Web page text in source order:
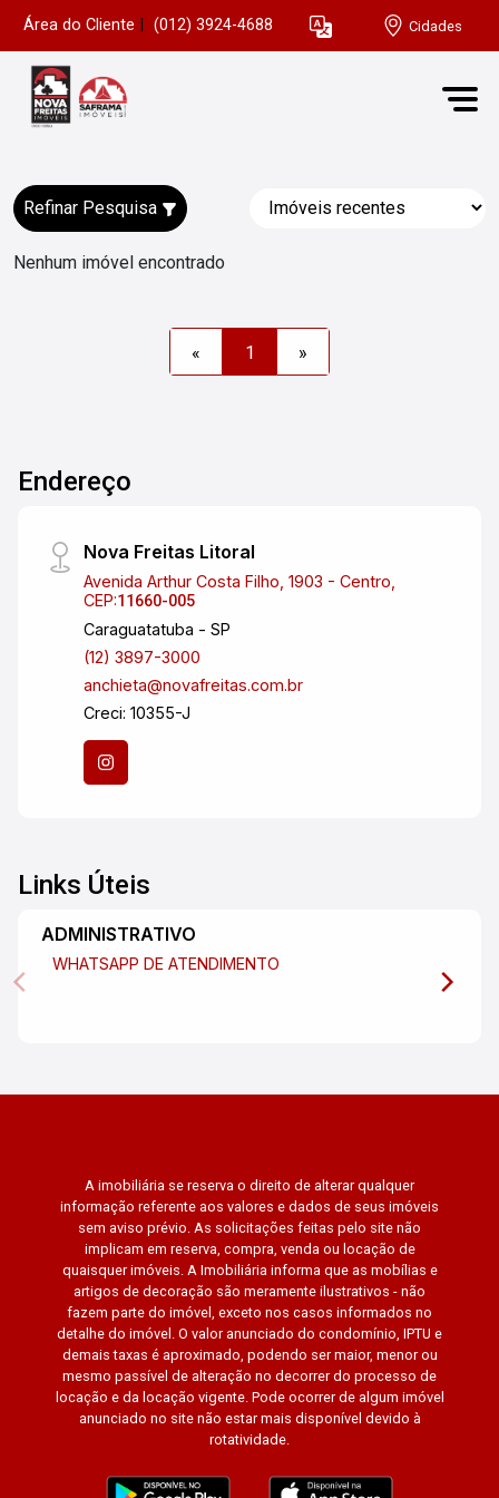
Área do Cliente (012) 3924-4688 Cidades
Refinar Pesquisa
Nenhum imóvel encontrado
« 1 »
Endereço
Nova Freitas Litoral
Avenida Arthur Costa Filho, 1903 - Centro,
CEP:11660-005
Caraguatatuba - SP
(12) 3897-3000
anchieta@novafreitas.com.br
Creci: 10355-J
Links Úteis
ADMINISTRATIVO
WHATSAPP DE ATENDIMENTO
A imobiliária se reserva o direito de alterar qualquer
informação referente aos valores e dados de seus imóveis
sem aviso prévio. As solicitações feitas pelo site não
implicam em reserva, compra, venda ou locação de
quaisquer imóveis. A Imobiliária informa que as mobílias e
artigos de decoração são meramente ilustrativos - não
fazem parte do imóvel, exceto nos casos informados no
detalhe do imóvel. O valor anunciado do condomínio, IPTU e
demais taxas é aproximado, podendo ser maior, menor ou
mesmo passível de alteração no decorrer do processo de
locação e da locação vigente. Pode ocorrer de algum imóvel
anunciado no site não estar mais disponível devido à
rotatividade.